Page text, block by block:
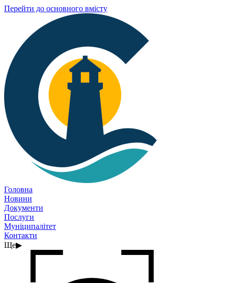
Перейти до основного вмісту
Головна
Новини
Документи
Послуги
Муніципалітет
Контакти
Ще▶